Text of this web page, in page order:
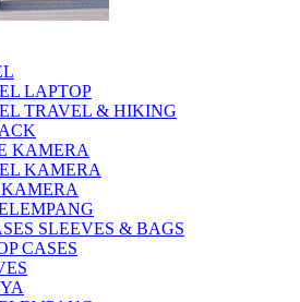
LAPTOP
TRAVEL & HIKING
KAMERA
KAMERA
SLEEVES & BAGS
CASES